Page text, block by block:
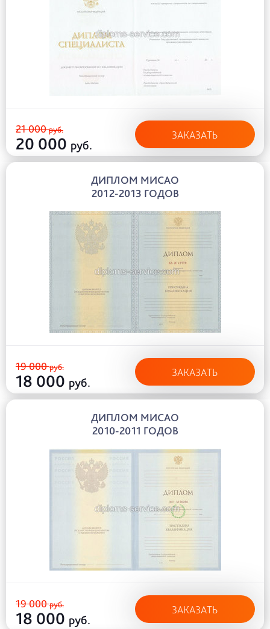
21 000руб.
20 000 руб.
ЗАКАЗАТЬ
ДИПЛОМ МИСАО
2012-2013 ГОДОВ
19 000руб.
18 000 руб.
ЗАКАЗАТЬ
ДИПЛОМ МИСАО
2010-2011 ГОДОВ
19 000руб.
18 000 руб.
ЗАКАЗАТЬ